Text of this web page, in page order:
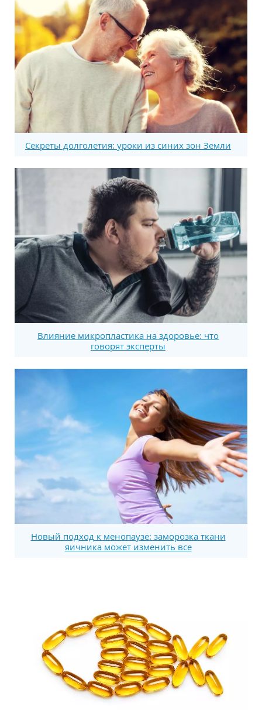
Секреты долголетия: уроки из синих зон Земли
Влияние микропластика на здоровье: что
говорят эксперты
Новый подход к менопаузе: заморозка ткани
яичника может изменить все